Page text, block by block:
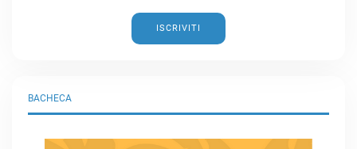
BACHECA
ISCRIVITI